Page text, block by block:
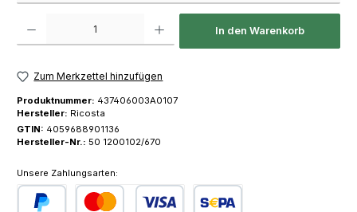
In den Warenkorb
Zum Merkzettel hinzufügen
Produktnummer: 437406003A0107
Hersteller: Ricosta
GTIN: 4059688901136
Hersteller-Nr.: 50 1200102/670
Unsere Zahlungsarten: